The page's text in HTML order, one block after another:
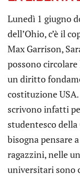
Lunedì 1 giugno
dell’Ohio, c’è il
Max Garrison,
possono
un diritto
costituzione
scrivono infatti
studentesco
bisogna pensare
ragazzini, nelle
universitari sono